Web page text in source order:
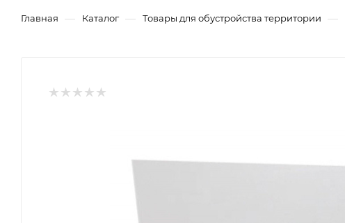
Главная — Каталог — Товары для обустройства территории —